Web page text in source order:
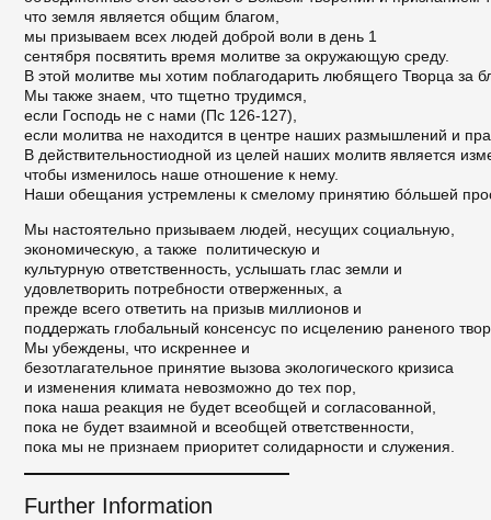
что земля является общим благом,
мы призываем всех людей доброй воли в день 1
сентября посвятить время молитве за окружающую среду.
В этой молитве мы хотим поблагодарить любящего Творца за
Мы также знаем, что тщетно трудимся,
если Господь не с нами (Пс 126-127),
если молитва не находится в центре наших размышлений и
В действительностиoдной из целей наших молитв является
чтобы изменилось наше отношение к нему.
Наши обещания устремлены к смелому принятию бóльшей
Мы настоятельно призываем людей, несущих социальную,
экономическую, а также политическую и
культурную ответственность, услышать глас земли и
удовлетворить потребности отверженных, а
прежде всего ответить на призыв миллионов и
поддержать глобальный консенсус по исцелению раненого
Мы убеждены, что искреннее и
безотлагательное принятие вызова экологического кризиса
и изменения климата невозможно до тех пор,
пока наша реакция не будет всеобщей и согласованной,
пока не будет взаимной и всеобщей ответственности,
пока мы не признаем приоритет солидарности и служения.
Further Information